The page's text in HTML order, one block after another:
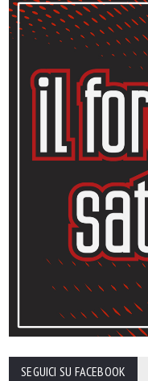
SEGUICI SU FACEBOOK